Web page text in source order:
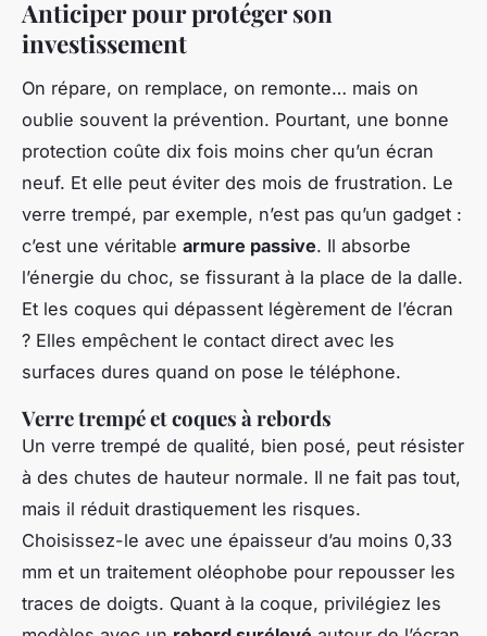
Anticiper pour protéger son
investissement
On répare, on remplace, on remonte… mais on
oublie souvent la prévention. Pourtant, une bonne
protection coûte dix fois moins cher qu’un écran
neuf. Et elle peut éviter des mois de frustration. Le
verre trempé, par exemple, n’est pas qu’un gadget :
c’est une véritable armure passive. Il absorbe
l’énergie du choc, se fissurant à la place de la dalle.
Et les coques qui dépassent légèrement de l’écran
? Elles empêchent le contact direct avec les
surfaces dures quand on pose le téléphone.
Verre trempé et coques à rebords
Un verre trempé de qualité, bien posé, peut résister
à des chutes de hauteur normale. Il ne fait pas tout,
mais il réduit drastiquement les risques.
Choisissez-le avec une épaisseur d’au moins 0,33
mm et un traitement oléophobe pour repousser les
traces de doigts. Quant à la coque, privilégiez les